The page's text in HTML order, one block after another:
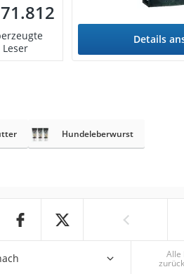
71.812
Leser
Details
Hundeleberwurst
Alle